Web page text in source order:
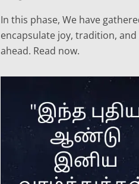
In this phase, We have
encapsulate joy, tradition,
ahead. Read now.